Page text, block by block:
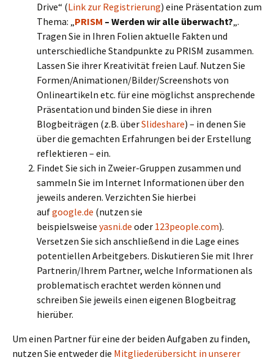
Drive“ (Link zur Registrierung) eine Präsentation zum
Thema: „PRISM – Werden wir alle überwacht?„.
Tragen Sie in Ihren Folien aktuelle Fakten und
unterschiedliche Standpunkte zu PRISM zusammen.
Lassen Sie ihrer Kreativität freien Lauf. Nutzen Sie
Formen/Animationen/Bilder/Screenshots von
Onlineartikeln etc. für eine möglichst ansprechende
Präsentation und binden Sie diese in ihren
Blogbeiträgen (z.B. überSlideshare) – in denen Sie
über die gemachten Erfahrungen bei der Erstellung
reflektieren – ein.
Findet Sie sich in Zweier-Gruppen zusammen und
sammeln Sie im Internet Informationen über den
jeweils anderen. Verzichten Sie hierbei
aufgoogle.de (nutzen sie
beispielsweise yasni.de oder 123people.com).
Versetzen Sie sich anschließend in die Lage eines
potentiellen Arbeitgebers. Diskutieren Sie mit Ihrer
Partnerin/Ihrem Partner, welche Informationen als
problematisch erachtet werden können und
schreiben Sie jeweils einen eigenen Blogbeitrag
hierüber.
Um einen Partner für eine der beiden Aufgaben zu finden,
nutzen Sie entweder die Mitgliederübersicht in unserer